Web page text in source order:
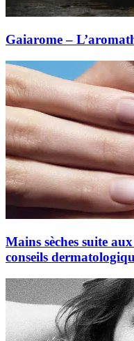
Gaiarome –
Mains sèches suite
conseils